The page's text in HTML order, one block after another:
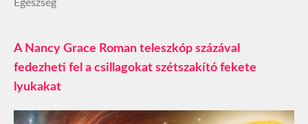
Egészség
A Nancy Grace Roman teleszkóp százával
fedezheti fel a csillagokat szétszakító fekete
lyukakat